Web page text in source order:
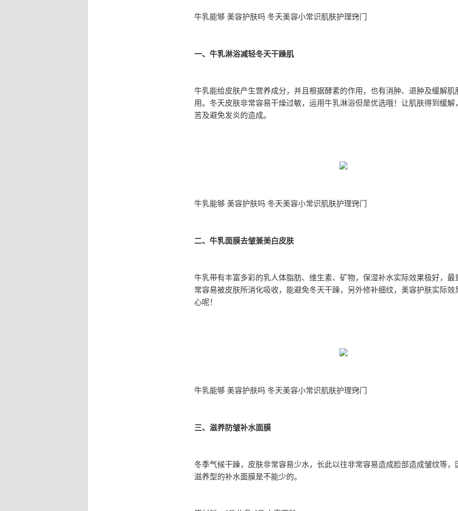
牛乳能够 美容护肤吗 冬天美容小常识肌肤护理窍门
一、牛乳淋浴减轻冬天干躁肌
牛乳能给皮肤产生营养成分，并且根据酵素的作用，也有消肿、退肿及缓解肌
用。冬天皮肤非常容易干燥过敏，运用牛乳淋浴但是优选哦！让肌肤得到缓解
苦及避免发炎的造成。
牛乳能够 美容护肤吗 冬天美容小常识肌肤护理窍门
二、牛乳面膜去皱兼美白皮肤
牛乳带有丰富多彩的乳人体脂肪、维生素、矿物，保湿补水实际效果极好，最
常容易被皮肤所消化吸收，能避免冬天干躁，另外修补细纹，美容护肤实际效
心呢！
牛乳能够 美容护肤吗 冬天美容小常识肌肤护理窍门
三、滋养防皱补水面膜
冬季气候干躁，皮肤非常容易少水，长此以往非常容易造成脸部造成皱纹等，
滋养型的补水面膜是不能少的。